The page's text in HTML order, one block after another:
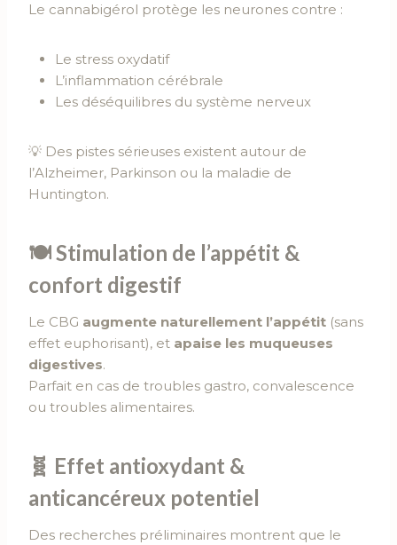
Le cannabigérol protège les neurones contre :
Le stress oxydatif
L’inflammation cérébrale
Les déséquilibres du système nerveux
💡 Des pistes sérieuses existent autour de
l’Alzheimer, Parkinson ou la maladie de
Huntington.
🍽Stimulation de l’appétit &
confort digestif
Le CBG augmente naturellement l’appétit (sans
effet euphorisant), et apaise les muqueuses
digestives.
Parfait en cas de troubles gastro, convalescence
ou troubles alimentaires.
🧬 Effet antioxydant &
anticancéreux potentiel
Des recherches préliminaires montrent que le